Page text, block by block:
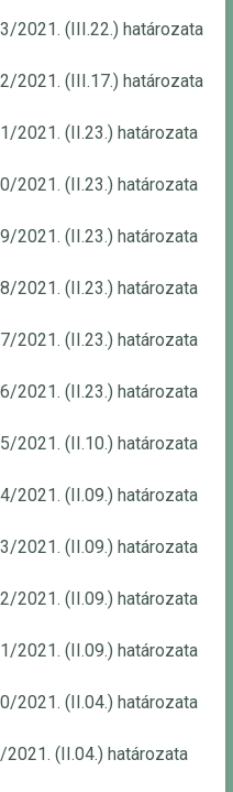
2021. (III.22.) határozata
2021. (III.17.) határozata
2021. (II.23.) határozata
2021. (II.23.) határozata
2021. (II.23.) határozata
2021. (II.23.) határozata
2021. (II.23.) határozata
2021. (II.23.) határozata
2021. (II.10.) határozata
2021. (II.09.) határozata
2021. (II.09.) határozata
2021. (II.09.) határozata
2021. (II.09.) határozata
2021. (II.04.) határozata
(II.04.) határozata